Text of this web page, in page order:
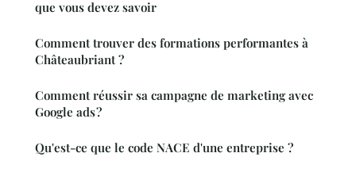
que vous devez savoir
Comment trouver des formations performantes à
Châteaubriant ?
Comment réussir sa campagne de marketing avec
Google ads ?
Qu'est-ce que le code NACE d'une entreprise ?